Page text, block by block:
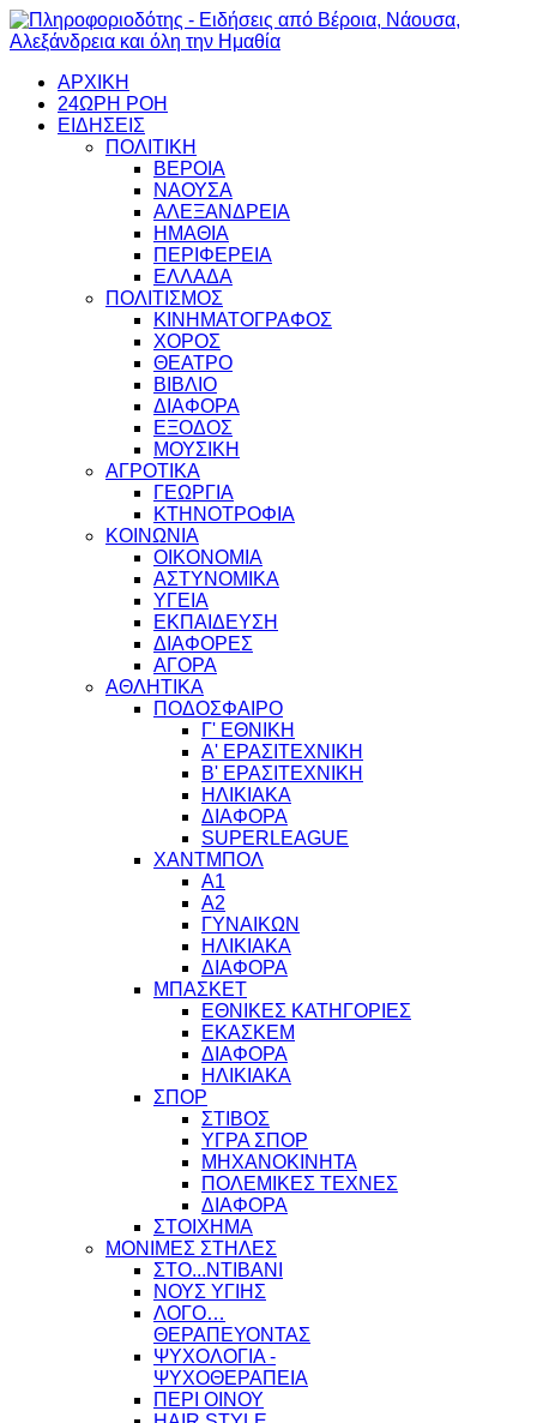
ΑΡΧΙΚΗ
24ΩΡΗ ΡΟΗ
ΕΙΔΗΣΕΙΣ
ΠΟΛΙΤΙΚΗ
ΒΕΡΟΙΑ
ΝΑΟΥΣΑ
ΑΛΕΞΑΝΔΡΕΙΑ
ΗΜΑΘΙΑ
ΠΕΡΙΦΕΡΕΙΑ
ΕΛΛΑΔΑ
ΠΟΛΙΤΙΣΜΟΣ
ΚΙΝΗΜΑΤΟΓΡΑΦΟΣ
ΧΟΡΟΣ
ΘΕΑΤΡΟ
ΒΙΒΛΙΟ
ΔΙΑΦΟΡΑ
ΕΞΟΔΟΣ
ΜΟΥΣΙΚΗ
ΑΓΡΟΤΙΚΑ
ΓΕΩΡΓΙΑ
ΚΤΗΝΟΤΡΟΦΙΑ
ΚΟΙΝΩΝΙΑ
ΟΙΚΟΝΟΜΙΑ
ΑΣΤΥΝΟΜΙΚΑ
ΥΓΕΙΑ
ΕΚΠΑΙΔΕΥΣΗ
ΔΙΑΦΟΡΕΣ
ΑΓΟΡΑ
ΑΘΛΗΤΙΚΑ
ΠΟΔΟΣΦΑΙΡΟ
Γ' ΕΘΝΙΚΗ
Α' ΕΡΑΣΙΤΕΧΝΙΚΗ
Β' ΕΡΑΣΙΤΕΧΝΙΚΗ
ΗΛΙΚΙΑΚΑ
ΔΙΑΦΟΡΑ
SUPERLEAGUE
ΧΑΝΤΜΠΟΛ
Α1
Α2
ΓΥΝΑΙΚΩΝ
ΗΛΙΚΙΑΚΑ
ΔΙΑΦΟΡΑ
ΜΠΑΣΚΕΤ
ΕΘΝΙΚΕΣ ΚΑΤΗΓΟΡΙΕΣ
ΕΚΑΣΚΕΜ
ΔΙΑΦΟΡΑ
ΗΛΙΚΙΑΚΑ
ΣΠΟΡ
ΣΤΙΒΟΣ
ΥΓΡΑ ΣΠΟΡ
ΜΗΧΑΝΟΚΙΝΗΤΑ
ΠΟΛΕΜΙΚΕΣ ΤΕΧΝΕΣ
ΔΙΑΦΟΡΑ
ΣΤΟΙΧΗΜΑ
ΜΟΝΙΜΕΣ ΣΤΗΛΕΣ
ΣΤΟ...ΝΤΙΒΑΝΙ
ΝΟΥΣ ΥΓΙΗΣ
ΛΟΓΟ…
ΘΕΡΑΠΕΥΟΝΤΑΣ
ΨΥΧΟΛΟΓΙΑ -
ΨΥΧΟΘΕΡΑΠΕΙΑ
ΠΕΡΙ ΟΙΝΟΥ